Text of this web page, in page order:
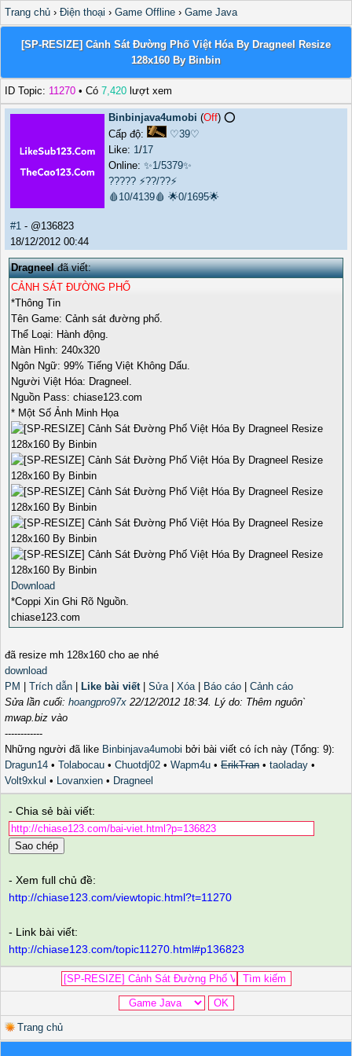
Trang chủ › Điện thoại › Game Offline › Game Java
[SP-RESIZE] Cảnh Sát Đường Phố Việt Hóa By Dragneel Resize
128x160 By Binbin
ID Topic: 11270 • Có 7,420 lượt xem
Binbinjava4umobi (Off) ⭕️
Cấp độ:
♡39♡
Like: 1/17
Online: ✨1/5379✨
????? ⚡??/??⚡
🩸10/4139🩸 🌟0/1695🌟
#1 - @136823
18/12/2012 00:44
Dragneelđã viết:
CẢNH SÁT ĐƯỜNG PHỐ
*Thông Tin
Tên Game: Cảnh sát đường phố.
Thể Loại: Hành động.
Màn Hình: 240x320
Ngôn Ngữ: 99% Tiếng Việt Không Dấu.
Người Việt Hóa: Dragneel.
Nguồn Pass: chiase123.com
* Một Số Ảnh Minh Họa
Download
*Coppi Xin Ghi Rõ Nguồn.
chiase123.com
đã resize mh 128x160 cho ae nhé
download
PM
Trích dẫn Like bài viết| Sửa| Xóa| Báo cáo
Cảnh cáo
Sửa lần cuối: hoangpro97x 22/12/2012 18:34. Lý do: Thêm nguôn`
mwap.biz vào
------------
Những người đã like Binbinjava4umobi bởi bài viết có ích này (Tổng: 9):
Dragun14 • Tolabocau • Chuotdj02 • Wapm4u • ErikTran • taoladay •
Volt9xkul • Lovanxien • Dragneel
- Chia sẻ bài viết:
Sao chép
- Xem full chủ đề:
http://chiase123.com/viewtopic.html?t=11270
- Link bài viết:
http://chiase123.com/topic11270.html#p136823
Trang chủ